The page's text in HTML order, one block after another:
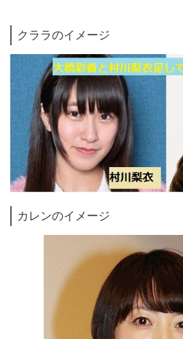
クララのイメージ
カレンのイメージ